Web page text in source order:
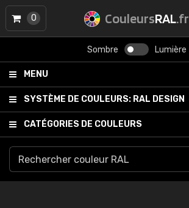
CouleursRAL.fr
Sombre Lumière
MENU
SYSTÈME DE COULEURS: RAL DESIGN
CATÉGORIES DE COULEURS
0